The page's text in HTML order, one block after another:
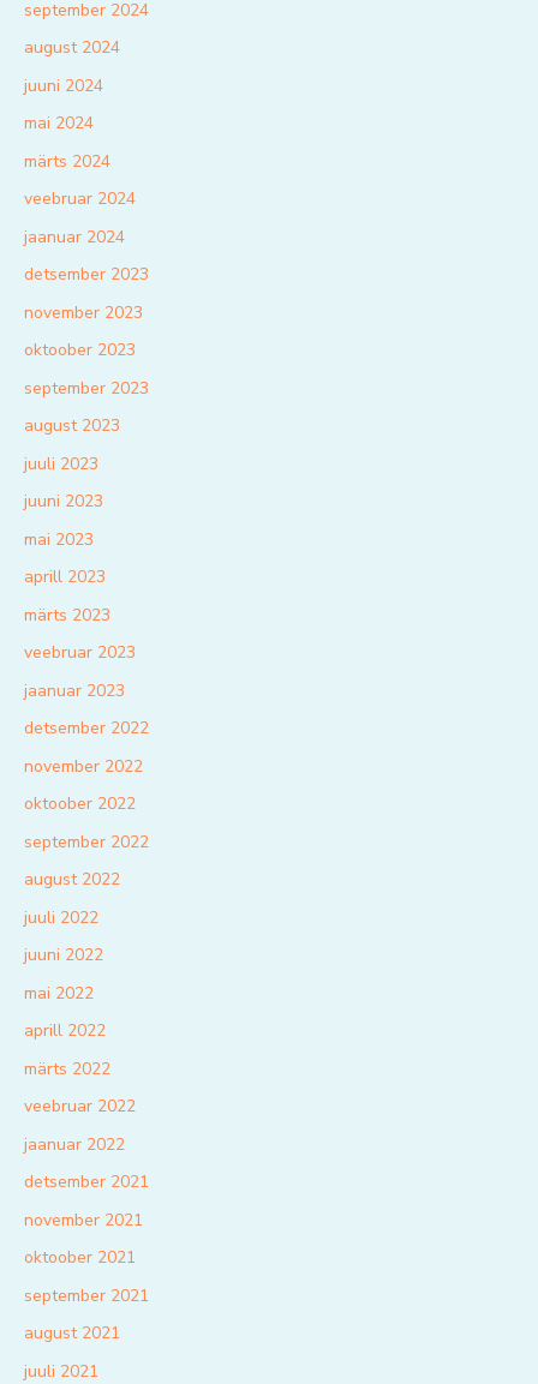
september 2024
august 2024
juuni 2024
mai 2024
märts 2024
veebruar 2024
jaanuar 2024
detsember 2023
november 2023
oktoober 2023
september 2023
august 2023
juuli 2023
juuni 2023
mai 2023
aprill 2023
märts 2023
veebruar 2023
jaanuar 2023
detsember 2022
november 2022
oktoober 2022
september 2022
august 2022
juuli 2022
juuni 2022
mai 2022
aprill 2022
märts 2022
veebruar 2022
jaanuar 2022
detsember 2021
november 2021
oktoober 2021
september 2021
august 2021
juuli 2021